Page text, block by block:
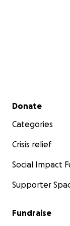
Secondary menu
Donate
Categories
Crisis relief
Social Impact
Supporter
Fundraise